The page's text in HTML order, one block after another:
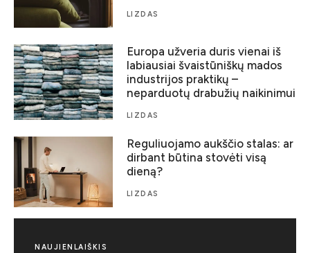
LIZDAS
Europa užveria duris vienai iš
labiausiai švaistūniškų mados
industrijos praktikų –
neparduotų drabužių naikinimui
LIZDAS
Reguliuojamo aukščio stalas: ar
dirbant būtina stovėti visą
dieną?
LIZDAS
NAUJIENLAIŠKIS